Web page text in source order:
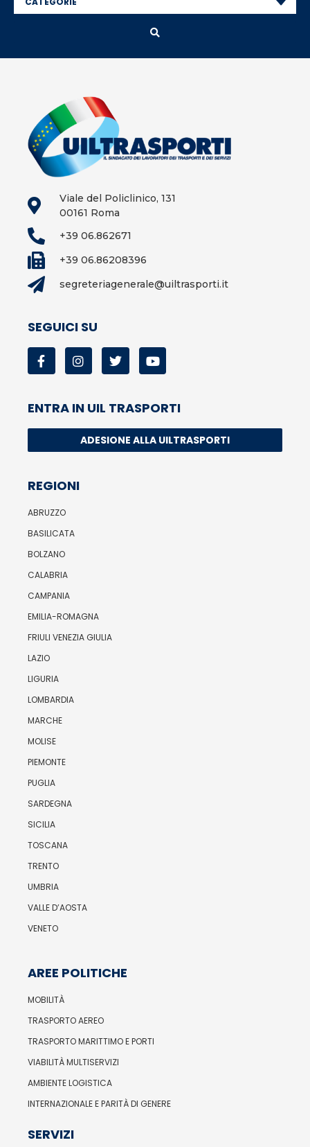
Viale del Policlinico, 131
00161 Roma
+39 06.862671
+39 06.86208396
segreteriagenerale@uiltrasporti.it
SEGUICI SU
ENTRA IN UIL TRASPORTI
ADESIONE ALLA UILTRASPORTI
REGIONI
ABRUZZO
BASILICATA
BOLZANO
CALABRIA
CAMPANIA
EMILIA-ROMAGNA
FRIULI VENEZIA GIULIA
LAZIO
LIGURIA
LOMBARDIA
MARCHE
MOLISE
PIEMONTE
PUGLIA
SARDEGNA
SICILIA
TOSCANA
TRENTO
UMBRIA
VALLE D’AOSTA
VENETO
AREE POLITICHE
MOBILITÀ
TRASPORTO AEREO
TRASPORTO MARITTIMO E PORTI
VIABILITÀ MULTISERVIZI
AMBIENTE LOGISTICA
INTERNAZIONALE E PARITÀ DI GENERE
SERVIZI